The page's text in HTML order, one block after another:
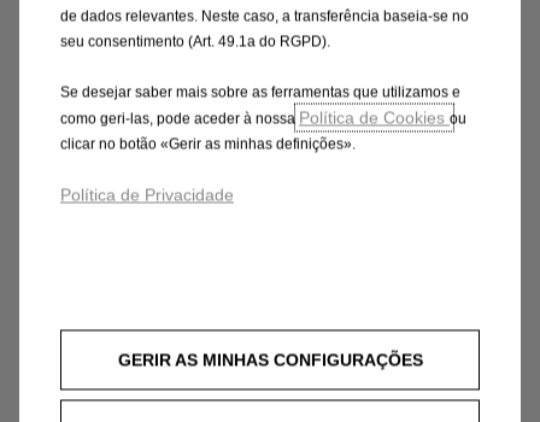
de dados relevantes. Neste caso, a transferência baseia-se no
seu consentimento (Art. 49.1a do RGPD).
Se desejar saber mais sobre as ferramentas que utilizamos e
como geri-las, pode aceder à nossa Política de Cookies ou
clicar no botão «Gerir as minhas definições».
Política de Privacidade
GERIR AS MINHAS CONFIGURAÇÕES